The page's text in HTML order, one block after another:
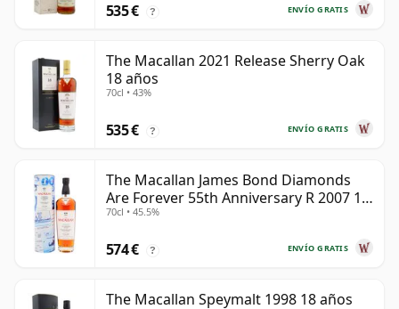
ENVÍO GRATIS
535 € ?
The Macallan 2021 Release Sherry Oak
18 años
70cl • 43%
ENVÍO GRATIS
535 € ?
The Macallan James Bond Diamonds
Are Forever 55th Anniversary R 2007 18
años
70cl • 45.5%
ENVÍO GRATIS
574 € ?
The Macallan Speymalt 1998 18 años